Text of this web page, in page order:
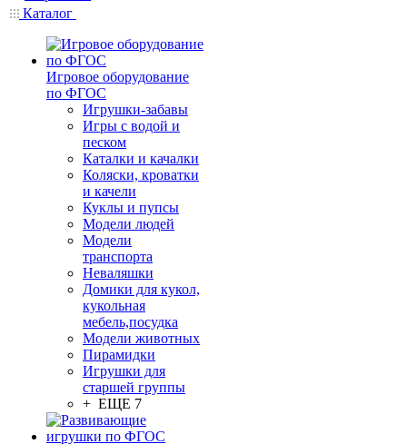
Каталог
Игровое оборудование
по ФГОС
Игрушки-забавы
Игры с водой и
песком
Каталки и качалки
Коляски, кроватки
и качели
Куклы и пупсы
Модели людей
Модели
транспорта
Неваляшки
Домики для кукол,
кукольная
мебель,посудка
Модели животных
Пирамидки
Игрушки для
старшей группы
+ ЕЩЕ 7